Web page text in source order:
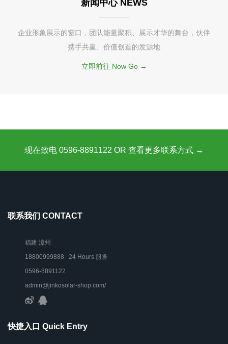
新闻中心 NEWS
企业形象展示的窗口，团队能量聚积、展示才华的舞台，伙伴
携手共赢、价值创造的发源地
立即前往 Now Go →
现在致电 0596-8891122 OR 查看更多联系方式 →
联系我们 CONTACT
福建 漳州
18800999888 24 Hours 服务
0596-8891122
admin@jinkosolar-shop.com/
快捷入口 Quick Entry